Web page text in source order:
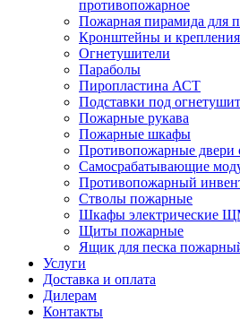
противопожарное
Пожарная пирамида для
Кронштейны и крепления
Огнетушители
Параболы
Пиропластина АСТ
Подставки под
Пожарные рукава
Пожарные шкафы
Противопожарные двери
Самосрабатывающие
Противопожарный
Стволы пожарные
Шкафы электрические
Щиты пожарные
Ящик для песка
Услуги
Доставка и оплата
Дилерам
Контакты